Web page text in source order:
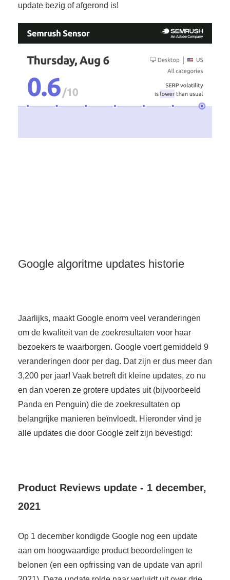
update bezig of afgerond is!
Google algoritme updates historie
Jaarlijks, maakt Google enorm veel veranderingen
om de kwaliteit van de zoekresultaten voor haar
bezoekers te waarborgen. Google voert gemiddeld 9
veranderingen door per dag. Dat zijn er dus meer dan
3,200 per jaar! Vaak betreft dit kleine updates, zo nu
en dan voeren ze grotere updates uit (bijvoorbeeld
Panda en Penguin) die de zoekresultaten op
belangrijke manieren beïnvloedt. Hieronder vind je
alle updates die door Google zelf zijn bevestigd:
Product Reviews update - 1 december,
2021
Op 1 december kondigde Google nog een update
aan om hoogwaardige product beoordelingen te
belonen (en een opfrissing van de update van april